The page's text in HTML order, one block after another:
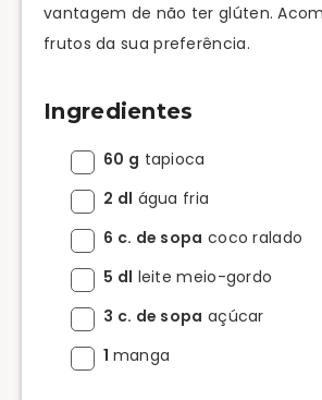
vantagem de não ter glúten.
frutos da sua preferência.
Ingredientes
60 g tapioca
2 dl água fria
6 c. de sopa coco ralado
5 dl leite meio-gordo
3 c. de sopa açúcar
1 manga